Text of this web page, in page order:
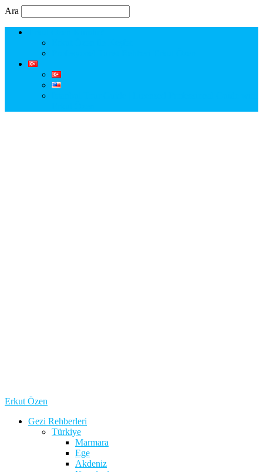
Ara
Erkut Özen
Gezi Rehberleri
Türkiye
Marmara
Ege
Akdeniz